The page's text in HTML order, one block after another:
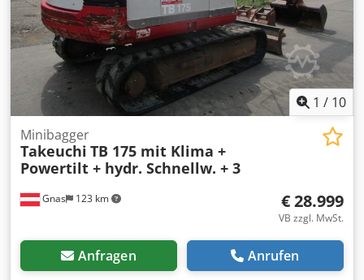
1 / 10
Gnas 123 km
Minibagger
Takeuchi TB 175 mit Klima +
Powertilt + hydr. Schnellw. + 3
€ 28.999
VB zzgl. MwSt.
Anfragen Anrufen